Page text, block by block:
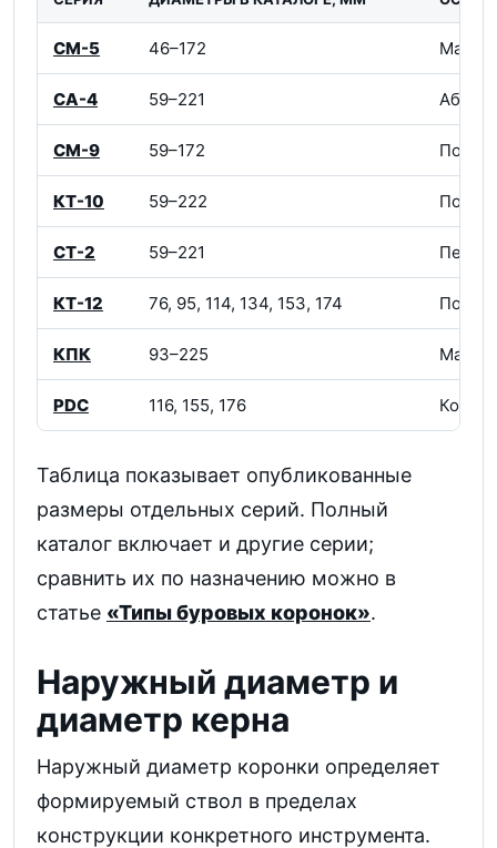
СМ-5 46–172
СА-4 59–221
СМ-9 59–172
КТ-10 59–222
СТ-2 59–221
КТ-12 76, 95, 114, 134, 153, 174
КПК 93–225
PDC 116, 155, 176
Таблица показывает опубликованные
размеры отдельных серий. Полный
каталог включает и другие серии;
сравнить их по назначению можно в
статье «Типы буровых коронок».
Наружный диаметр и
диаметр керна
Наружный диаметр коронки определяет
формируемый ствол в пределах
конструкции конкретного инструмента.